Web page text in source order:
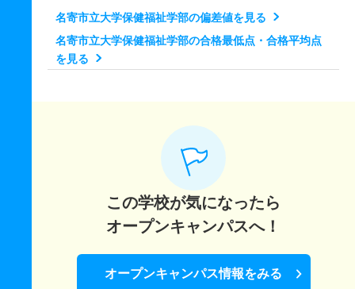
－
社会保育学科 一般 後
－
名寄市立大学保健福祉学部の偏差値を見る
名寄市立大学保健福祉学部の合格最低点・合格平均点
を見る
この学校が気になったら
オープンキャンパスへ！
オープンキャンパス情報をみる